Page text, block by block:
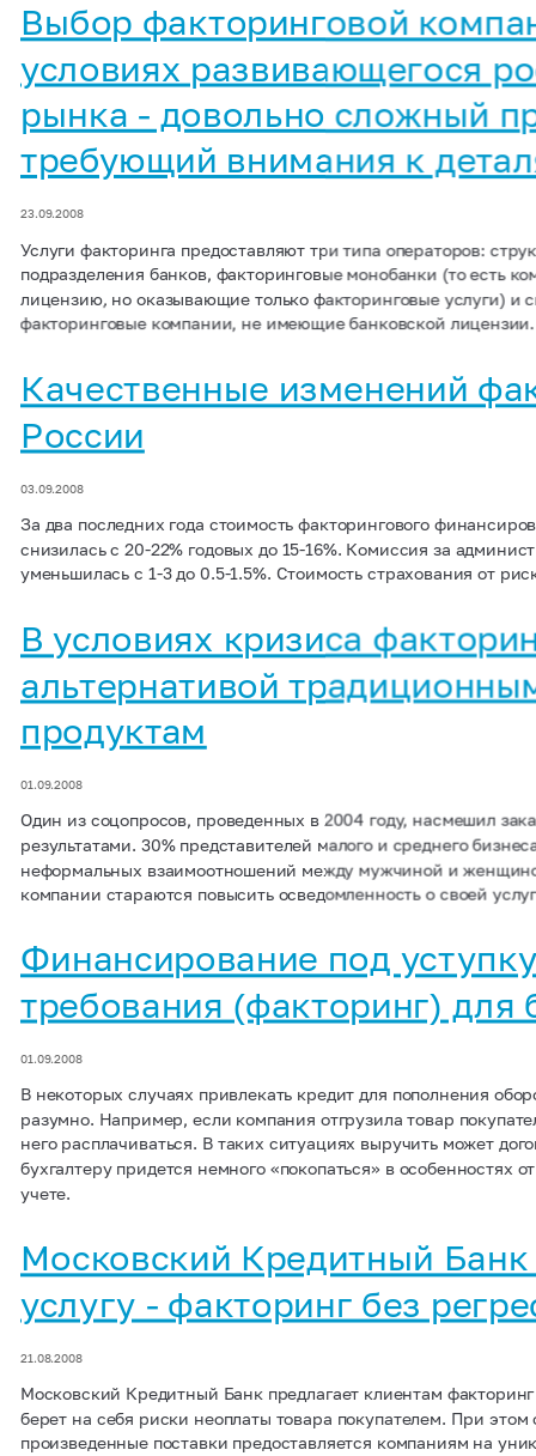
Выбор факторинговой
условиях развивающегося
рынка - довольно сложный
требующий внимания к
23.09.2008
Услуги факторинга предоставляют три типа операторов:
подразделения банков, факторинговые монобанки (то есть
лицензию, но оказывающие только факторинговые услуги) и
факторинговые компании, не имеющие банковской лицензии.
Качественные изменений
России
03.09.2008
За два последних года стоимость факторингового
снизилась с 20-22% годовых до 15-16%. Комиссия за
уменьшилась с 1-3 до 0.5-1.5%. Стоимость страхования от
В условиях кризиса
альтернативой
продуктам
01.09.2008
Один из соцопросов, проведенных в 2004 году, насмешил
результатами. 30% представителей малого и среднего
неформальных взаимоотношений между мужчиной и
компании стараются повысить осведомленность о своей
Финансирование под
требования (факторинг) для
01.09.2008
В некоторых случаях привлекать кредит для пополнения
разумно. Например, если компания отгрузила товар
него расплачиваться. В таких ситуациях выручить может
бухгалтеру придется немного «покопаться» в особенностях
учете.
Московский Кредитный
услугу - факторинг без
21.08.2008
Московский Кредитный Банк предлагает клиентам
берет на себя риски неоплаты товара покупателем. При
произведенные поставки предоставляется компаниям на